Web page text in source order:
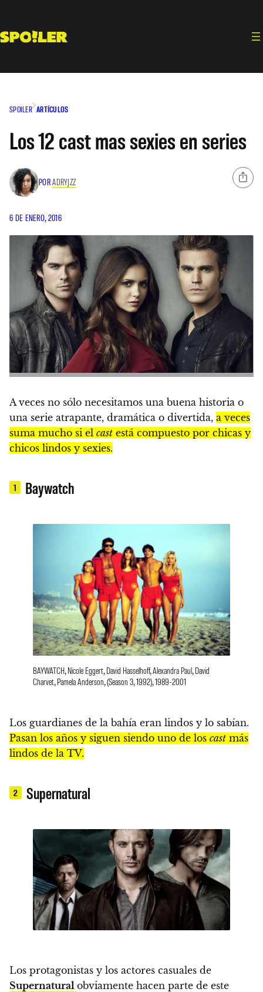
contenido
SPOILER ARTÍCULOS
Los 12 cast mas sexies en series
PORADRYJZZ
6 DE ENERO, 2016
A veces no sólo necesitamos una buena historia o
una serie atrapante, dramática o divertida, a veces
suma mucho si el cast está compuesto por chicas y
chicos lindos y sexies.
1 Baywatch
BAYWATCH, Nicole Eggert, David Hasselhoff, Alexandra Paul, David
Charvet, Pamela Anderson, (Season 3, 1992), 1989-2001
Los guardianes de la bahía eran lindos y lo sabían.
Pasan los años y siguen siendo uno de los cast más
lindos de la TV.
2 Supernatural
Los protagonistas y los actores casuales de
Supernatural obviamente hacen parte de este